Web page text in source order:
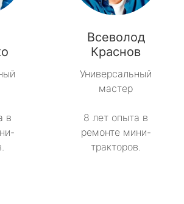
в
Всеволод
Краснов
Универсальный
мастер
8 лет опыта в
ремонте мини-
тракторов.